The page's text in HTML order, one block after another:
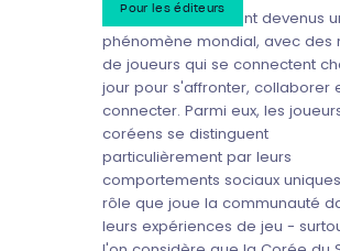
Pour les éditeurs
Les jeux mobiles sont devenus
phénomène mondial, avec des
de joueurs qui se connectent
jour pour s'affronter, collaborer
connecter. Parmi eux, les
coréens se distinguent
particulièrement par leurs
comportements sociaux
rôle que joue la communauté
leurs expériences de jeu -